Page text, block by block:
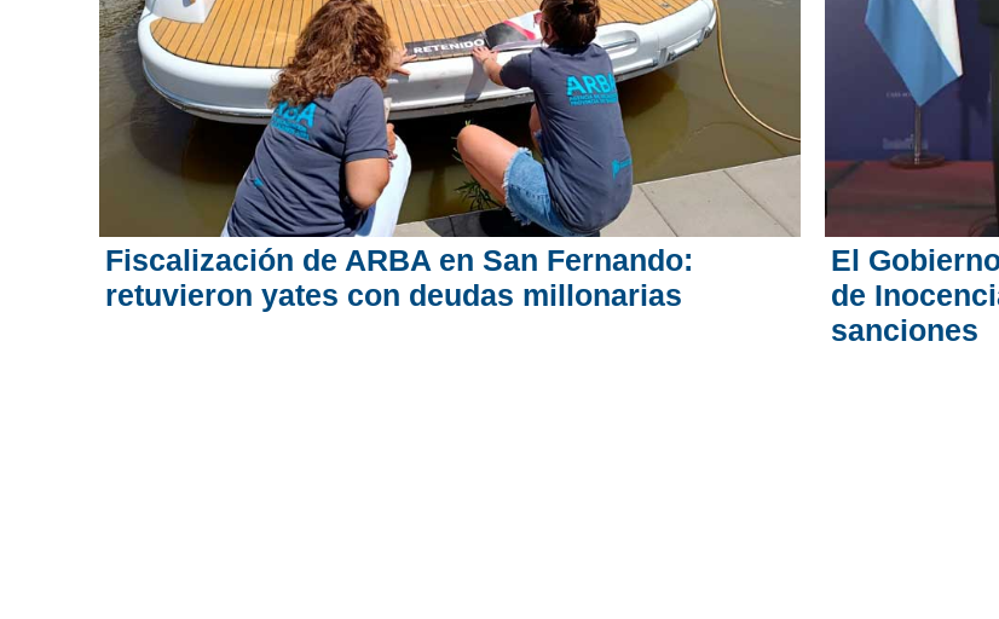
Fiscalización de ARBA en San Fernando:
retuvieron yates con deudas millonarias
El
de
sanciones